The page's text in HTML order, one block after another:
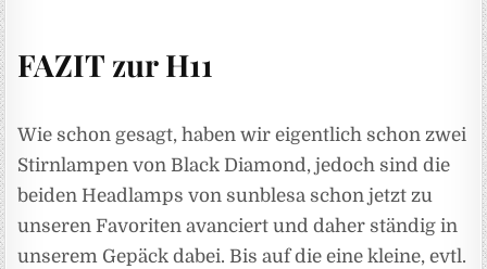
FAZIT zur H11
Wie schon gesagt, haben wir eigentlich schon zwei
Stirnlampen von Black Diamond, jedoch sind die
beiden Headlamps von sunblesa schon jetzt zu
unseren Favoriten avanciert und daher ständig in
unserem Gepäck dabei. Bis auf die eine kleine, evtl.